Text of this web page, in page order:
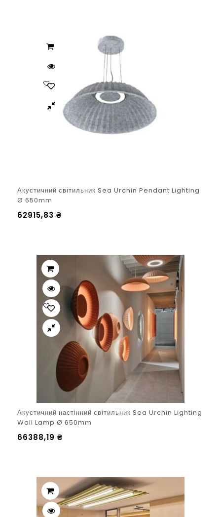
Акустичний світильник Sea Urchin Pendant Lighting
Ø 650mm
62915,83 ₴
Акустичний настінний світильник Sea Urchin Lighting
Wall Lamp Ø 650mm
66388,19 ₴